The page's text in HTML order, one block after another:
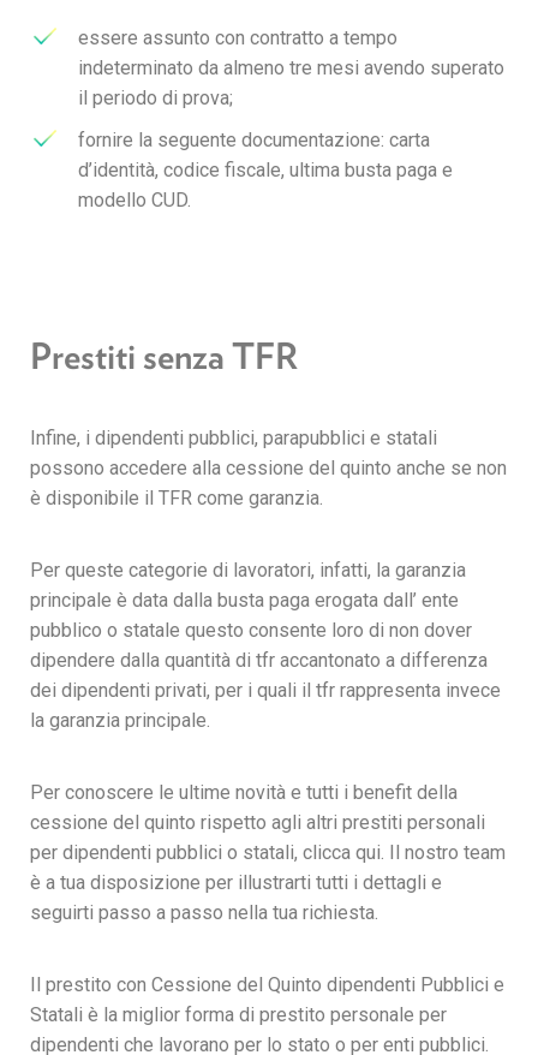
essere assunto con contratto a tempo
indeterminato da almeno tre mesi avendo superato
il periodo di prova;
fornire la seguente documentazione: carta
d’identità, codice fiscale, ultima busta paga e
modello CUD.
Prestiti senza TFR
Infine, i dipendenti pubblici, parapubblici e statali
possono accedere alla cessione del quinto anche se non
è disponibile il TFR come garanzia.
Per queste categorie di lavoratori, infatti, la garanzia
principale è data dalla busta paga erogata dall’ ente
pubblico o statale questo consente loro di non dover
dipendere dalla quantità di tfr accantonato a differenza
dei dipendenti privati, per i quali il tfr rappresenta invece
la garanzia principale.
Per conoscere le ultime novità e tutti i benefit della
cessione del quinto rispetto agli altri prestiti personali
per dipendenti pubblici o statali, clicca qui. Il nostro team
è a tua disposizione per illustrarti tutti i dettagli e
seguirti passo a passo nella tua richiesta.
Il prestito con Cessione del Quinto dipendenti Pubblici e
Statali è la miglior forma di prestito personale per
dipendenti che lavorano per lo stato o per enti pubblici.